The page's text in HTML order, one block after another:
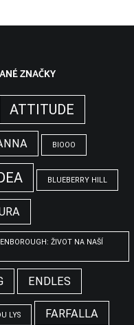
ZNAČKY
ATTITUDE
BIOOO
BLUEBERRY HILL
ŽIVOT NA NAŠÍ
ENDLES
LYS FARFALLA